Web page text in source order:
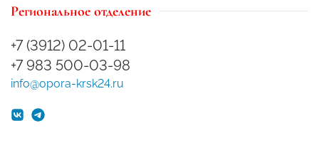
Региональное отделение
+7 (3912) 02-01-11
+7 983 500-03-98
info@opora-krsk24.ru